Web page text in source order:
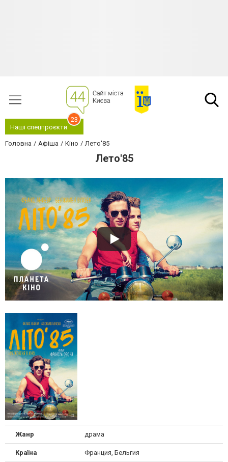
Наші спецпроєкти
23
Головна Афіша Кіно Лето'85
Лето'85
Жанр драма
Країна Франция, Бельгия